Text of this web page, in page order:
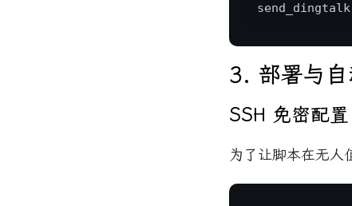
send_dingtalk
3. 部署与自
SSH 免密配置
为了让脚本在无人